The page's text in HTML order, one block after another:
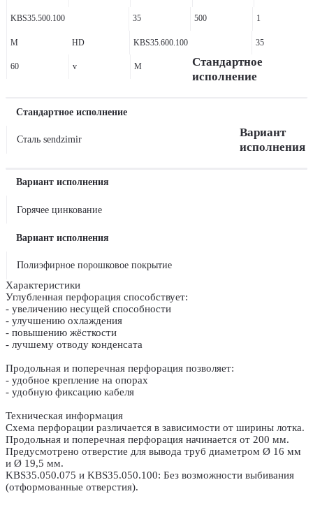
KBS35.500.100 35 500 1
M HD KBS35.600.100 35
60 v M
Стандартное
исполнение
Стандартное исполнение
Сталь sendzimir
Вариант
исполнения
Вариант исполнения
Горячее цинкование
Вариант исполнения
Полиэфирное порошковое покрытие
Характеристики
Углубленная перфорация способствует:
- увеличению несущей способности
- улучшению охлаждения
- повышению жёсткости
- лучшему отводу конденсата
Продольная и поперечная перфорация позволяет:
- удобное крепление на опорах
- удобную фиксацию кабеля
Техническая информация
Схема перфорации различается в зависимости от ширины лотка.
Продольная и поперечная перфорация начинается от 200 мм.
Предусмотрено отверстие для вывода труб диаметром Ø 16 мм
и Ø 19,5 мм.
KBS35.050.075 и KBS35.050.100: Без возможности выбивания
(отформованные отверстия).